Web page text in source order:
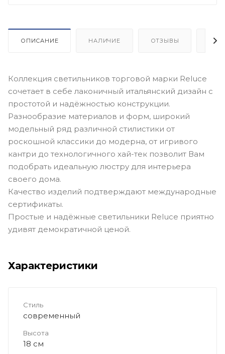
ОПИСАНИЕ НАЛИЧИЕ ОТЗЫВЫ
Коллекция светильников торговой марки Reluce
сочетает в себе лаконичный итальянский дизайн с
простотой и надёжностью конструкции.
Разнообразие материалов и форм, широкий
модельный ряд различной стилистики от
роскошной классики до модерна, от игривого
кантри до технологичного хай-тек позволит Вам
подобрать идеальную люстру для интерьера
своего дома.
Качество изделий подтверждают международные
сертификаты.
Простые и надёжные светильники Reluce приятно
удивят демократичной ценой.
Характеристики
Стиль
современный
Высота
18 см